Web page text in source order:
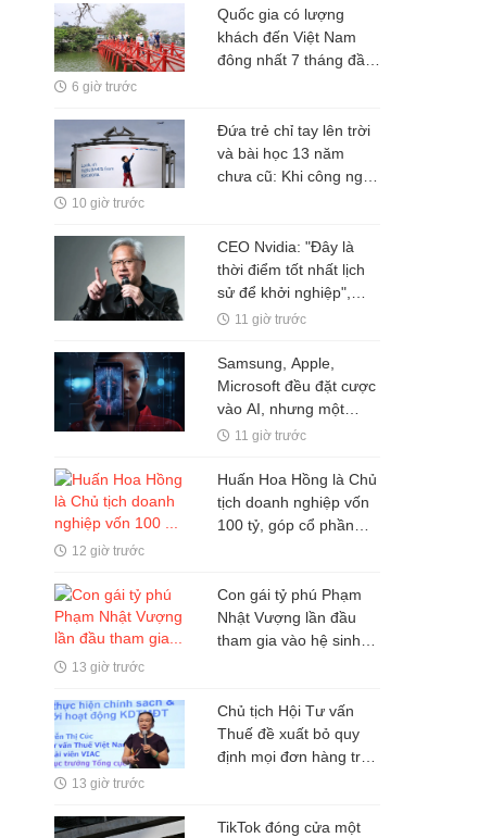
Quốc gia có lượng
khách đến Việt Nam
đông nhất 7 tháng đầu
Ấn Độ
6 giờ trước
Đứa trẻ chỉ tay lên trời
và bài học 13 năm
chưa cũ: Khi công nghệ
10 giờ trước
CEO Nvidia: "Đây là
thời điểm tốt nhất lịch
sử để khởi nghiệp",
nhiều người thất bại chỉ
cũng hiểu nhưng ít khi
vượt qua được
11 giờ trước
Samsung, Apple,
Microsoft đều đặt cược
vào AI, nhưng một
nghịch lý đang xuất
phải lúc nào cũng dùng
11 giờ trước
Huấn Hoa Hồng là Chủ
tịch doanh nghiệp vốn
100 tỷ, góp cổ phần
12 giờ trước
Con gái tỷ phú Phạm
Nhật Vượng lần đầu
tham gia vào hệ sinh
13 giờ trước
Chủ tịch Hội Tư vấn
Thuế đề xuất bỏ quy
định mọi đơn hàng trên
13 giờ trước
TikTok đóng cửa một